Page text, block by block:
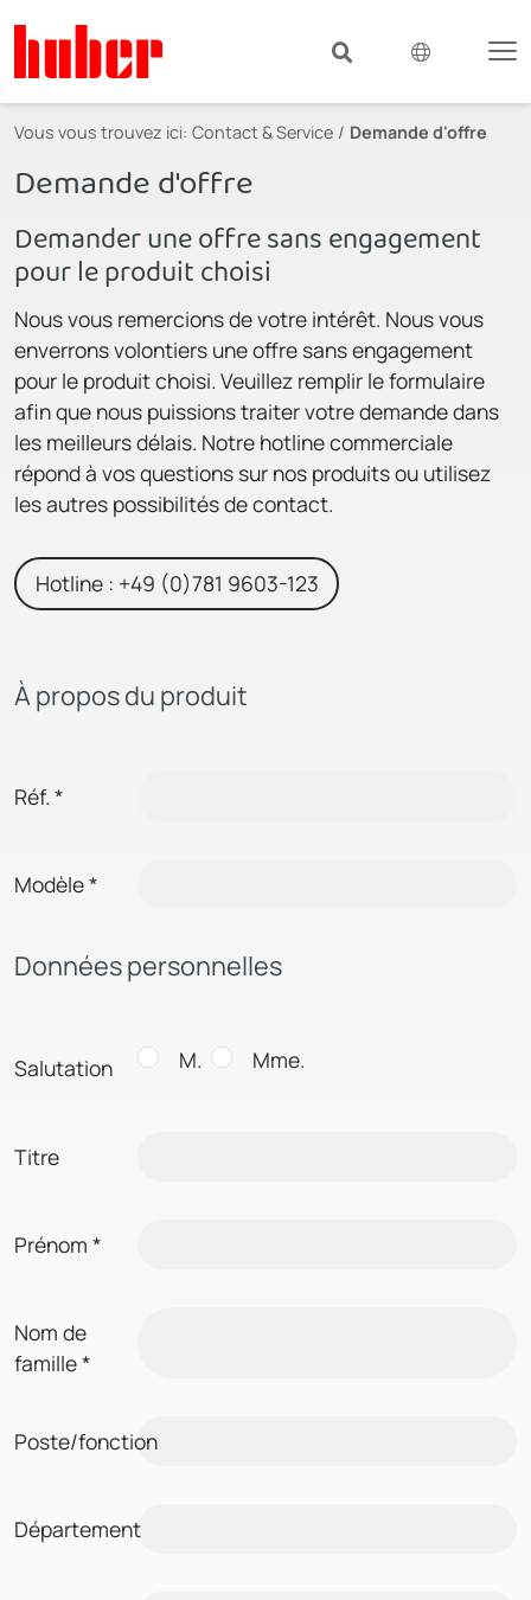
Vous vous trouvez ici: Contact & Service Demande d'offre
Demande d'offre
Demander une offre sans engagement
pour le produit choisi
Nous vous remercions de votre intérêt. Nous vous
enverrons volontiers une offre sans engagement
pour le produit choisi. Veuillez remplir le formulaire
afin que nous puissions traiter votre demande dans
les meilleurs délais. Notre hotline commerciale
répond à vos questions sur nos produits ou utilisez
les autres possibilités de contact.
Hotline : +49 (0)781 9603-123
À propos du produit
Réf. *
Modèle*
Données personnelles
Salutation M. Mme.
Titre
Prénom *
Nom de
famille*
Poste/fonction
Département